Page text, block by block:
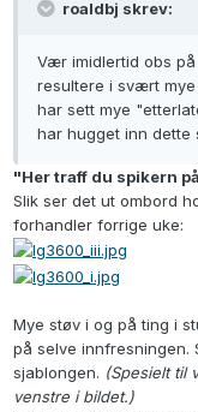
roaldbj skrev:
Vær imidlertid obs
resultere i svært
har sett mye
har hugget inn dette
"Her traff du spikern
Slik ser det ut ombord
forhandler forrige uke:
Mye støv i og på ting i
på selve innfresningen.
sjablongen. (Spesielt til
venstre i bildet.)